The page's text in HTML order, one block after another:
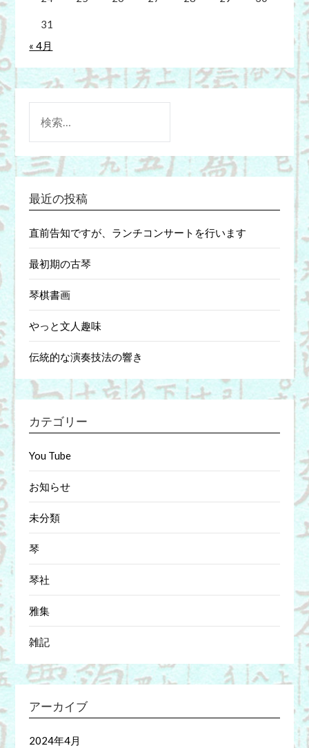
31
« 4月
索:
最近の投稿
直前告知ですが、ランチコンサートを行います
最初期の古琴
琴棋書画
やっと文人趣味
伝統的な演奏技法の響き
カテゴリー
You Tube
お知らせ
未分類
琴
琴社
雅集
雑記
アーカイブ
2024年4月